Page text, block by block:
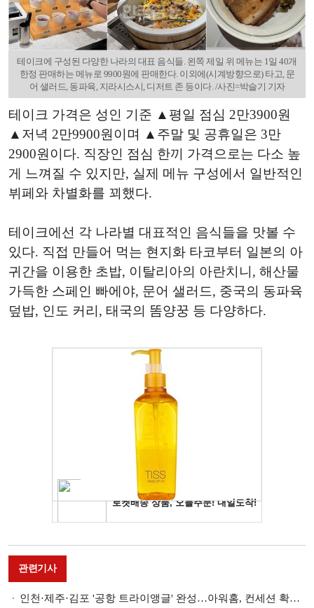
테이크에 구성된 다양한 나라의 대표 음식들. 왼쪽 제일 위 메뉴는 1일 40개
한정 판매하는 메뉴로 9900원에 판매한다. 이외에(시계방향으로) 타고, 문
어 샐러드, 동파육, 지라시스시, 디저트 존 등이다. /사진=박슬기 기자
테이크 가격은 성인 기준 ▲평일 점심 2만3900원
▲저녁 2만9900원이며 ▲주말 및 공휴일은 3만
2900원이다. 직장인 점심 한끼 가격으로는 다소 높
게 느껴질 수 있지만, 실제 메뉴 구성에서 일반적인
뷔페와 차별화를 꾀했다.
테이크에선 각 나라별 대표적인 음식들을 맛볼 수
있다. 직접 만들어 먹는 현지화 타코부터 일본의 아
귀간을 이용한 초밥, 이탈리아의 아란치니, 해산물
가득한 스페인 빠에야, 문어 샐러드, 중국의 동파육
덮밥, 인도 커리, 태국의 똠양꿍 등 다양하다.
관련기사
인천·제주·김포 '공항 트라이앵글' 완성…아워홈, 컨세션 확장 가속